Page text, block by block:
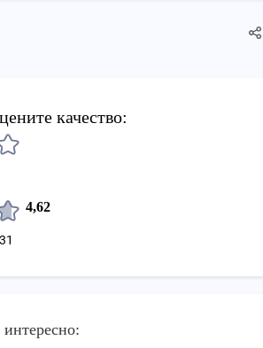
качество:
4,62